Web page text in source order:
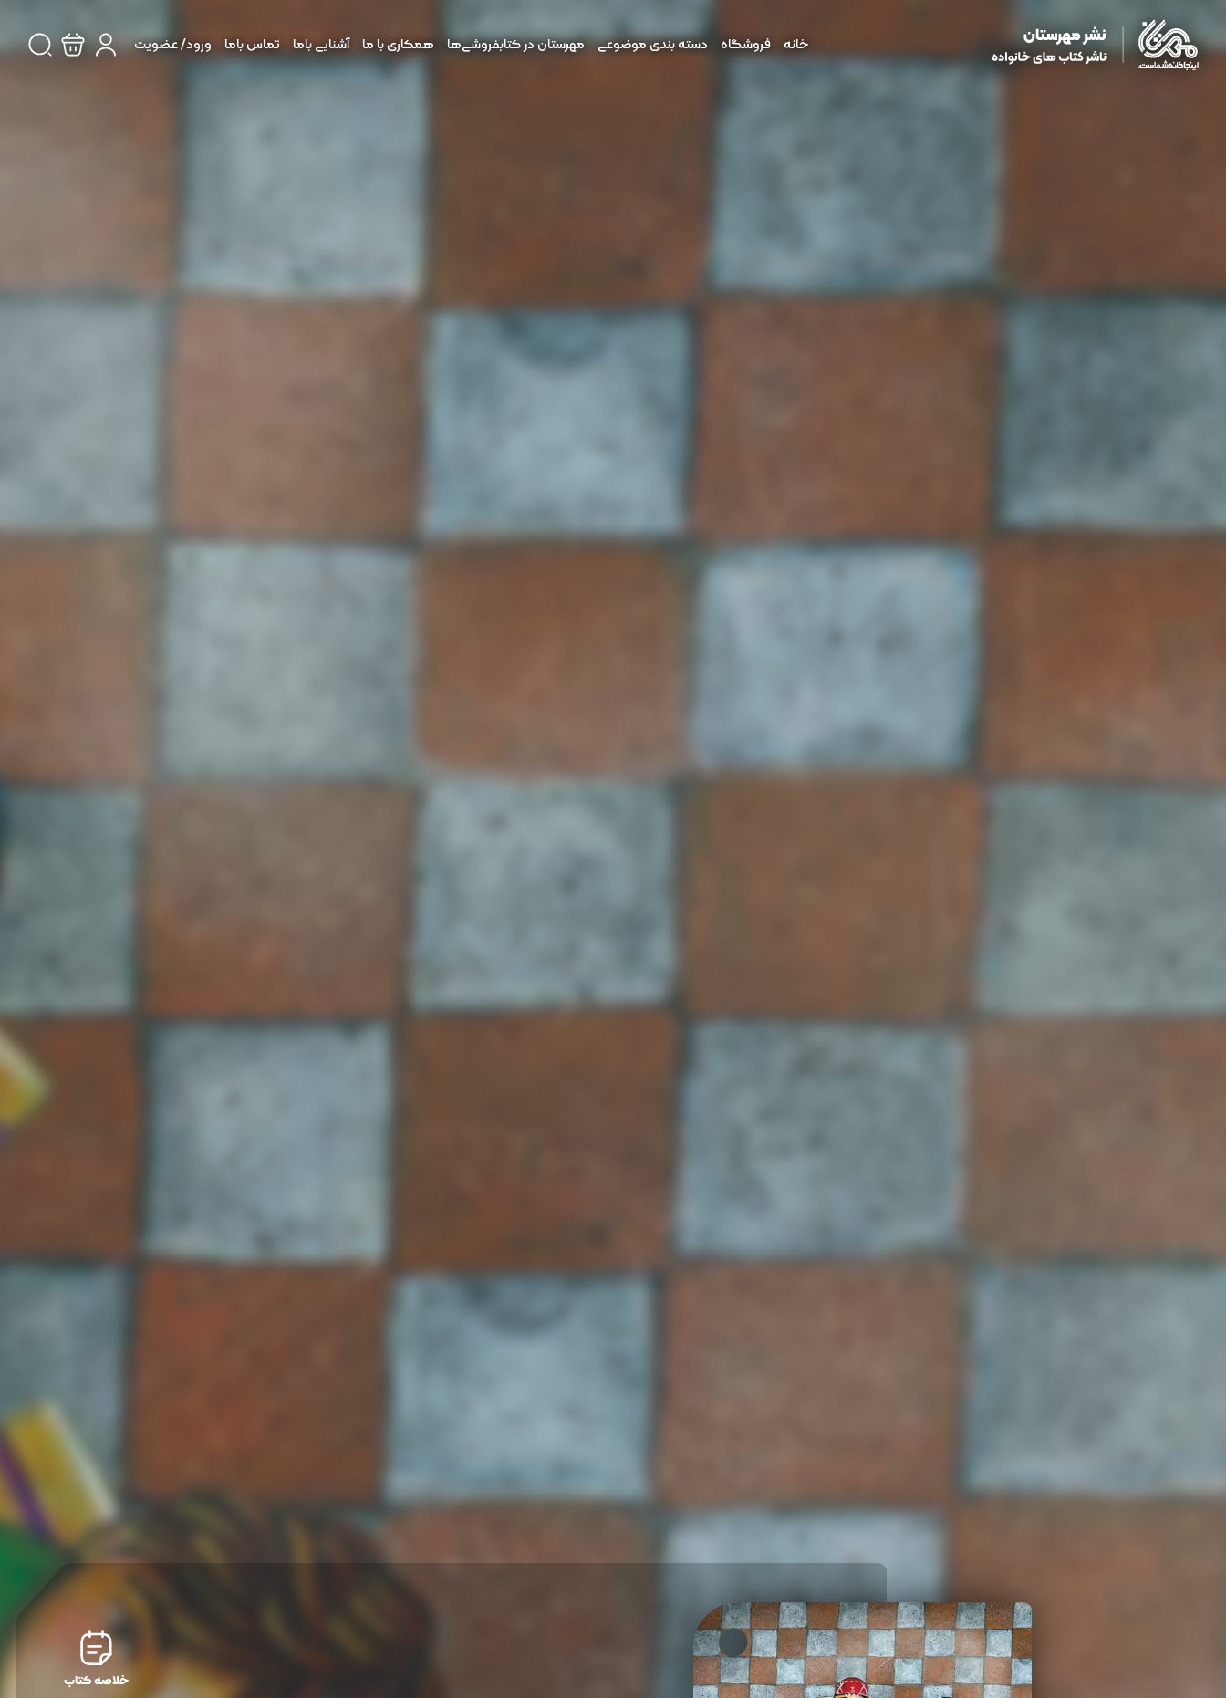
خانه فروشگاه دسته بندی موضوعی مهرستان در کتابفروشی‌ها همکاری با ما آشنایی باما تماس باما ورود/ عضویت
خلاصه کتاب